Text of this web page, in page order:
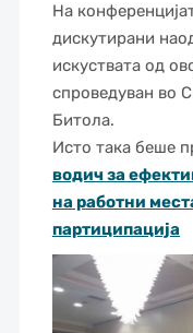
На
дискутирани
искуствата од
спроведуван во
Битола.
Исто така беше
водич за
на работни
партиципација